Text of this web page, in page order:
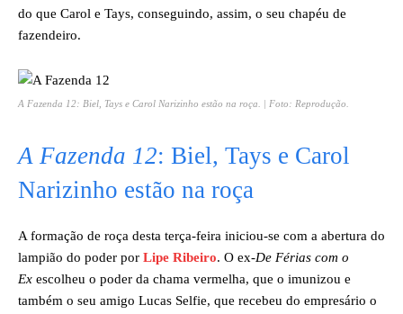
do que Carol e Tays, conseguindo, assim, o seu chapéu de
fazendeiro.
A Fazenda 12: Biel, Tays e Carol Narizinho estão na roça. | Foto: Reprodução.
A Fazenda 12: Biel, Tays e Carol
Narizinho estão na roça
A formação de roça desta terça-feira iniciou-se com a abertura do
lampião do poder por Lipe Ribeiro. O ex-De Férias com o
Ex escolheu o poder da chama vermelha, que o imunizou e
também o seu amigo Lucas Selfie, que recebeu do empresário o